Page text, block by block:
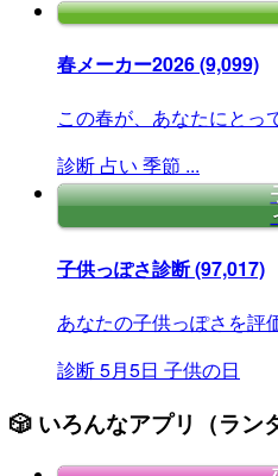
春メーカー2026(9,099)
この春が、あなたにとっ
診断 占い 季節 ...
子供っぽさ診断(97,017)
あなたの子供っぽさを評
診断5月5日 子供の日
🎲 いろんなアプリ（ラン